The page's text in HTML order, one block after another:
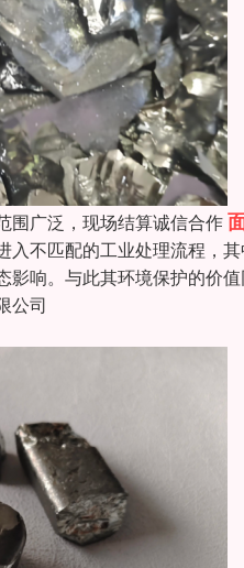
围广泛，现场结算诚信合作
入不匹配的工业处理流程，
影响。与此其环境保护的价
公司